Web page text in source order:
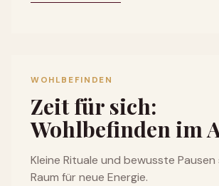
WOHLBEFINDEN
Zeit für sich:
Wohlbefinden im
Kleine Rituale und bewusste
Raum für neue Energie.